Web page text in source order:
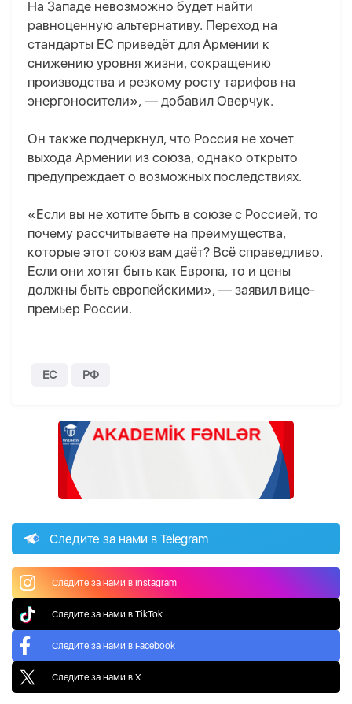
На Западе невозможно будет найти
равноценную альтернативу. Переход на
стандарты ЕС приведёт для Армении к
снижению уровня жизни, сокращению
производства и резкому росту тарифов на
энергоносители», — добавил Оверчук.
Он также подчеркнул, что Россия не хочет
выхода Армении из союза, однако открыто
предупреждает о возможных последствиях.
«Если вы не хотите быть в союзе с Россией, то
почему рассчитываете на преимущества,
которые этот союз вам даёт? Всё справедливо.
Если они хотят быть как Европа, то и цены
должны быть европейскими», — заявил вице-
премьер России.
ЕС РФ
Следите за нами в Telegram
Следите за нами в Instagram
Следите за нами в TikTok
Следите за нами в Facebook
Следите за нами в X